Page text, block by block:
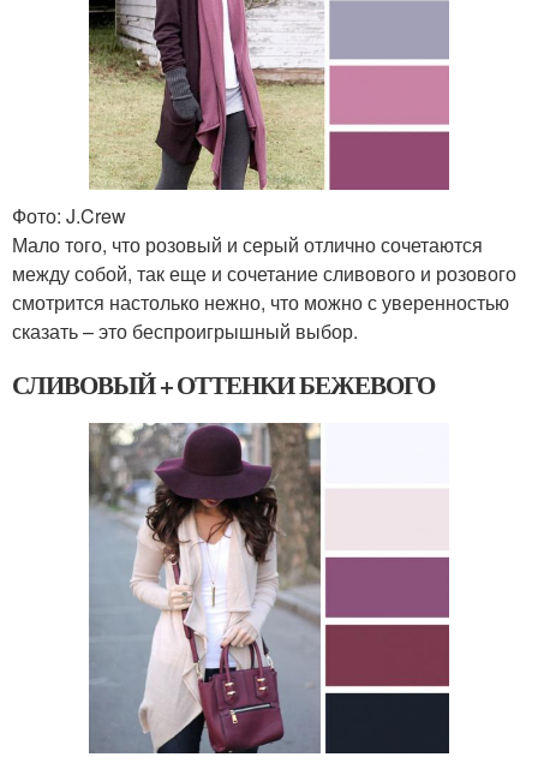
Фото: J.Crew
Мало того, что розовый и серый отлично сочетаются
между собой, так еще и сочетание сливового и розового
смотрится настолько нежно, что можно с уверенностью
сказать – это беспроигрышный выбор.
СЛИВОВЫЙ + ОТТЕНКИ БЕЖЕВОГО